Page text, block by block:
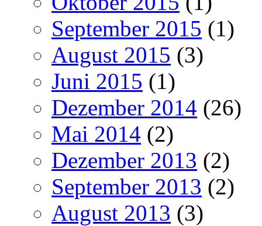
September 2015 (1)
August 2015 (3)
Juni 2015 (1)
Dezember 2014 (26)
Mai 2014 (2)
Dezember 2013 (2)
September 2013 (2)
August 2013 (3)